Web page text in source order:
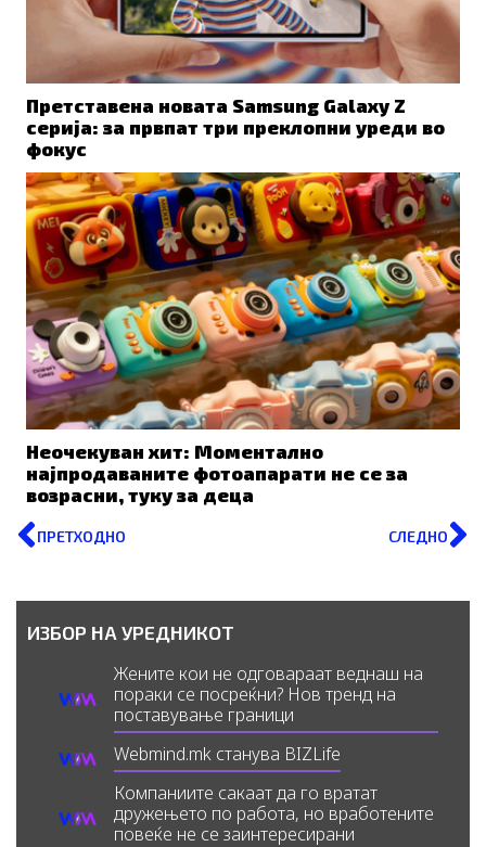
Претставена новата Samsung Galaxy Z
серија: за првпат три преклопни уреди во
фокус
Неочекуван хит: Моментално
најпродаваните фотоапарати не се за
возрасни, туку за деца
Prev
ПРЕТХОДНО СЛЕДНО
ИЗБОР НА УРЕДНИКОТ
Жените кои не одговараат веднаш на
пораки се посреќни? Нов тренд на
поставување граници
Webmind.mk станува BIZLife
Компаниите сакаат да го вратат
дружењето по работа, но вработените
повеќе не се заинтересирани